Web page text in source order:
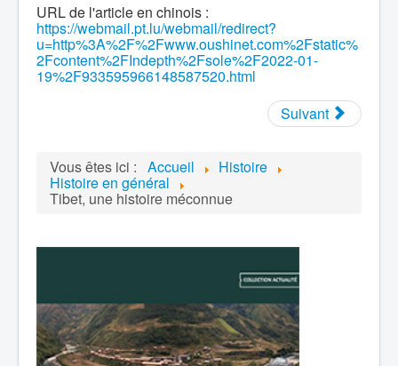
URL de l'article en chinois :
https://webmail.pt.lu/webmail/redirect?
u=http%3A%2F%2Fwww.oushinet.com%2Fstatic%
2Fcontent%2FIndepth%2Fsole%2F2022-01-
19%2F933595966148587520.html
Suivant
Vous êtes ici : Accueil Histoire
Histoire en général
Tibet, une histoire méconnue